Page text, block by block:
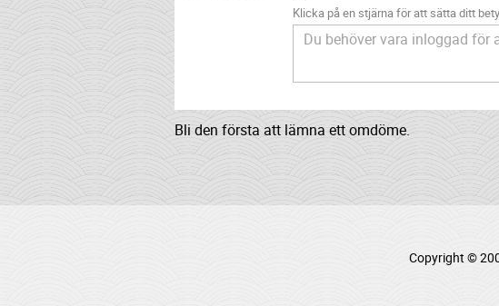
Klicka på en stjärna för att sätta ditt
Bli den första att lämna ett omdöme.
Copyright ©